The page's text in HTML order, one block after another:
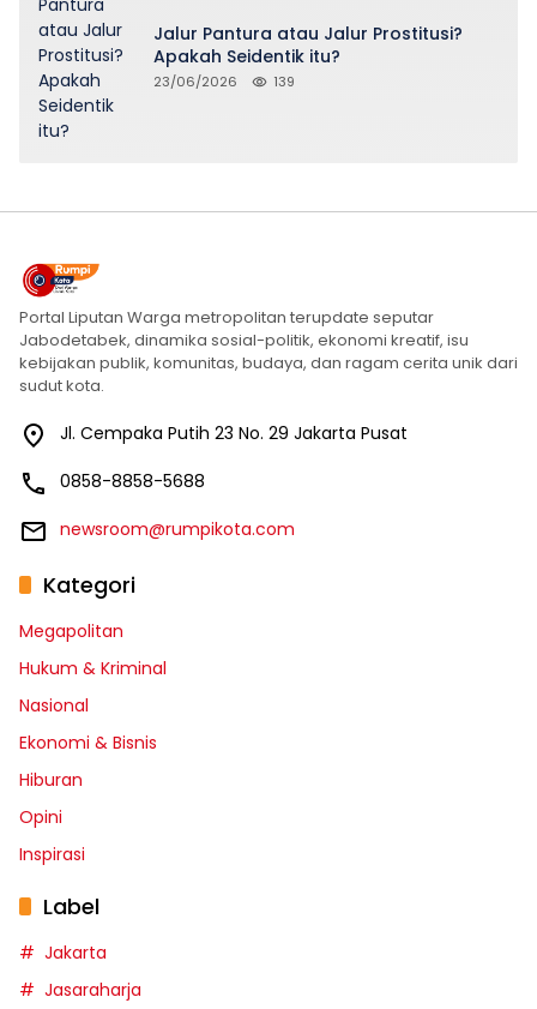
Jalur Pantura atau Jalur Prostitusi?
Apakah Seidentik itu?
23/06/2026 139
Portal Liputan Warga metropolitan terupdate seputar
Jabodetabek, dinamika sosial-politik, ekonomi kreatif, isu
kebijakan publik, komunitas, budaya, dan ragam cerita unik dari
sudut kota.
Jl. Cempaka Putih 23 No. 29 Jakarta Pusat
0858-8858-5688
newsroom@rumpikota.com
Kategori
Megapolitan
Hukum & Kriminal
Nasional
Ekonomi & Bisnis
Hiburan
Opini
Inspirasi
Label
Jakarta
Jasaraharja